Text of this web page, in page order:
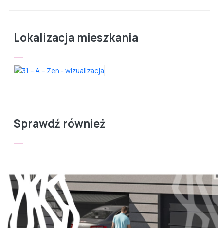
Lokalizacja mieszkania
Sprawdź również